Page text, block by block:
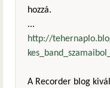
hozzá.
...
http://
A Recorder blog